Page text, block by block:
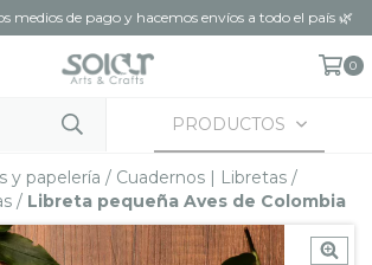
medios de pago y hacemos envíos a todo el país 🌿
0
PRODUCTOS
y papelería / Cuadernos | Libretas /
/ Libreta pequeña Aves de Colombia